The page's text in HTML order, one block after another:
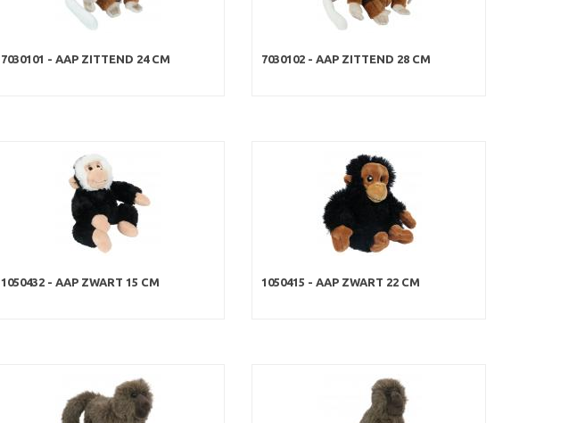
7030101 - AAP ZITTEND 24 CM 7030102 - AAP ZITTEND 28 CM
1050432 - AAP ZWART 15 CM 1050415 - AAP ZWART 22 CM